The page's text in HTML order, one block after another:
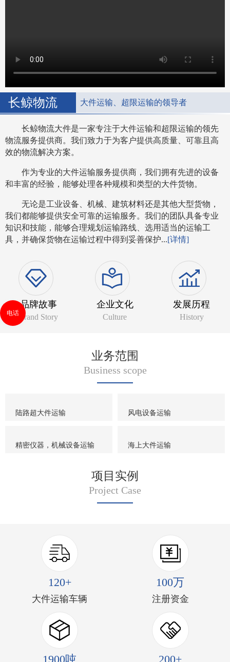
长鲸物流 大件运输、超限运输的领导者
长鲸物流大件是一家专注于大件运输和超限运输的领先
物流服务提供商。我们致力于为客户提供高质量、可靠且高
效的物流解决方案。
作为专业的大件运输服务提供商，我们拥有先进的设备
和丰富的经验，能够处理各种规模和类型的大件货物。
无论是工业设备、机械、建筑材料还是其他大型货物，
我们都能够提供安全可靠的运输服务。我们的团队具备专业
知识和技能，能够合理规划运输路线、选用适当的运输工
具，并确保货物在运输过程中得到妥善保护...[详情]
品牌故事
Brand Story
企业文化
Culture
发展历程
History
业务范围
Business scope
陆路超大件运输 风电设备运输
精密仪器，机械设备运输 海上大件运输
项目实例
Project Case
120+
大件运输车辆
100万
注册资金
1900吨 200+
电话